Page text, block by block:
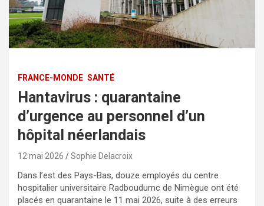
FRANCE-MONDE SANTÉ
Hantavirus : quarantaine
d’urgence au personnel d’un
hôpital néerlandais
12 mai 2026 Sophie Delacroix
Dans l’est des Pays-Bas, douze employés du centre
hospitalier universitaire Radboudumc de Nimègue ont été
placés en quarantaine le 11 mai 2026, suite à des erreurs